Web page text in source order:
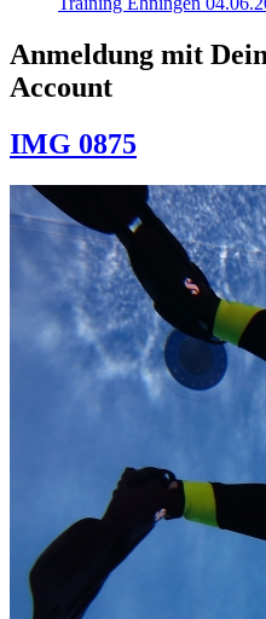
Anmeldung mit
Account
IMG 0875